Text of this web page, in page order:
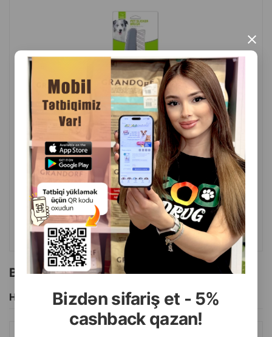
Bizdən sifariş et - 5%
cashback qazan!
×
( Rəylər)
Çəki Qiymət
Almaq
1 ədəd
6.00
ALMAQ
Bu brendin başqa məhsulları
Hamısını Gör